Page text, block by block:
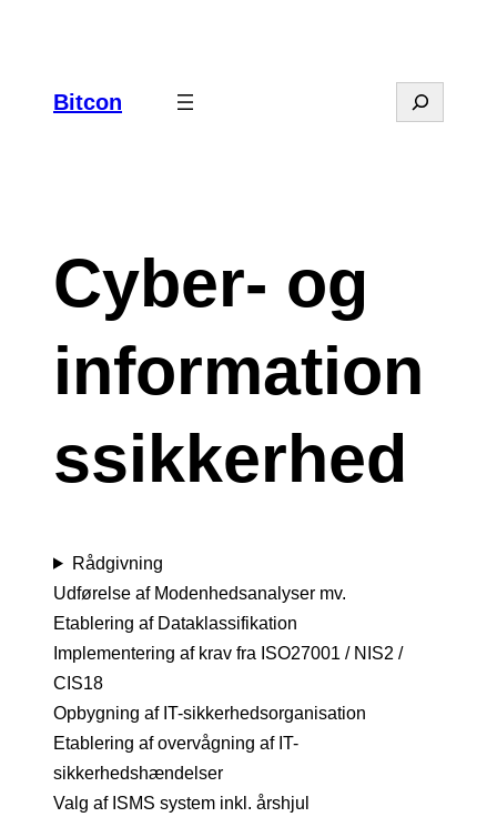
Bitcon Search
Cyber- og
information
ssikkerhed
Rådgivning
Udførelse af Modenhedsanalyser mv.
Etablering af Dataklassifikation
Implementering af krav fra ISO27001 / NIS2 /
CIS18
Opbygning af IT-sikkerhedsorganisation
Etablering af overvågning af IT-
sikkerhedshændelser
Valg af ISMS system inkl. årshjul